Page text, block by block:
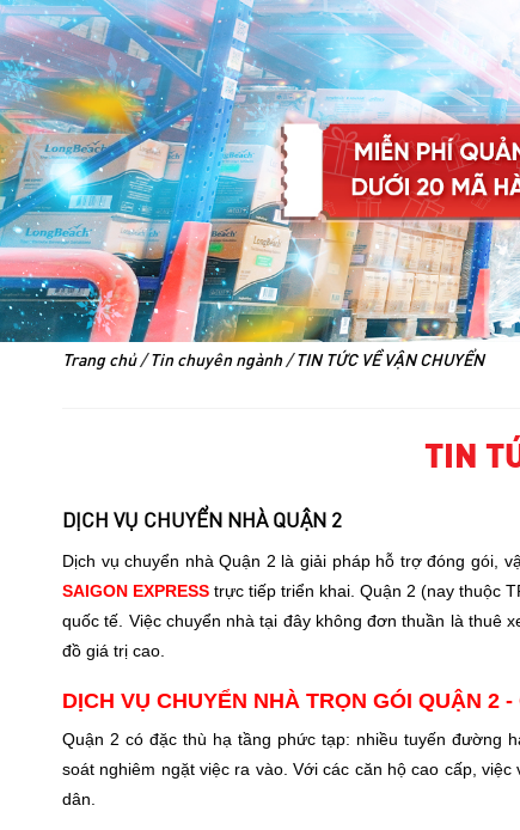
Trang chủ/Tin chuyên ngành/TIN TỨC VỀ VẬN CHUYỂN
TIN
DỊCH VỤ CHUYỂN NHÀ QUẬN 2
Dịch vụ chuyển nhà Quận 2 là giải pháp hỗ trợ đóng gói,
SAIGON EXPRESS trực tiếp triển khai. Quận 2 (nay thuộc
quốc tế. Việc chuyển nhà tại đây không đơn thuần là thuê
đồ giá trị cao.
DỊCH VỤ CHUYỂN NHÀ TRỌN GÓI QUẬN 2
Quận 2 có đặc thù hạ tầng phức tạp: nhiều tuyến đường
soát nghiêm ngặt việc ra vào. Với các căn hộ cao cấp,
dân.